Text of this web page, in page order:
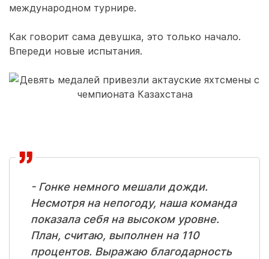
международном турнире.
Как говорит сама девушка, это только начало.
Впереди новые испытания.
- Гонке немного мешали дожди.
Несмотря на непогоду, наша команда
показала себя на высоком уровне.
План, считаю, выполнен на 110
процентов. Выражаю благодарность